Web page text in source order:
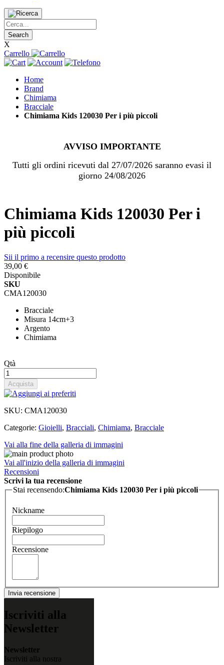
Search
X
Carrello
Home
Brand
Chimiama
Bracciale
Chimiama Kids 120030 Per i più piccoli
AVVISO IMPORTANTE
Tutti gli ordini ricevuti dal 27/07/2026 saranno evasi il
giorno 24/08/2026
Chimiama Kids 120030 Per i
più piccoli
Sii il primo a recensire questo prodotto
39,00 €
Disponibile
SKU
CMA120030
Bracciale
Misura 14cm+3
Argento
Chimiama
Qtà
Acquista
SKU: CMA120030
Categorie: Gioielli, Bracciali, Chimiama, Bracciale
Vai alla fine della galleria di immagini
Vai all'inizio della galleria di immagini
Recensioni
Scrivi la tua recensione
Stai recensendo:Chimiama Kids 120030 Per i più piccoli
Nickname
Riepilogo
Recensione
Invia recensione
Iscriviti alla
Newsletter
Newsletter
Iscriviti alla nostra